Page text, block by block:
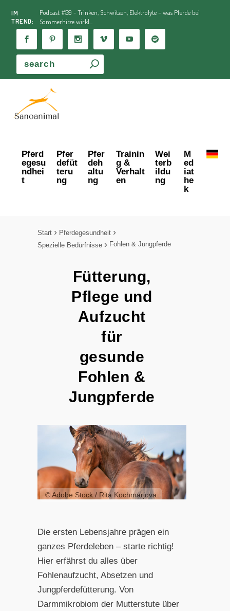
IM
TREND:
Podcast #59 - Trinken, Schwitzen, Elektrolyte – was Pferde bei
Sommerhitze wirkl...
Pferd
egesu
ndhei
t
Pfer
defüt
teru
ng
Pfer
deh
altu
ng
Trainin
g &
Verhalt
en
Wei
terb
ildu
ng
M
ed
iat
he
k
Start
Pferdegesundheit
Spezielle Bedürfnisse
Fohlen & Jungpferde
Fütterung,
Pflege und
Aufzucht
für
gesunde
Fohlen &
Jungpferde
© Adobe Stock / Rita Kochmarjova
Die ersten Lebensjahre prägen ein
ganzes Pferdeleben – starte richtig!
Hier erfährst du alles über
Fohlenaufzucht, Absetzen und
Jungpferdefütterung. Von
Darmmikrobiom der Mutterstute über